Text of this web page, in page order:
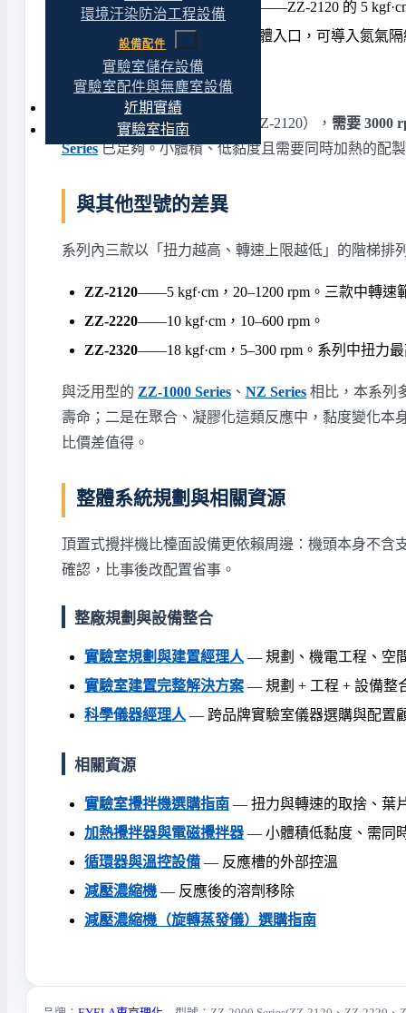
環境汙染防治工程設備
設備配件
實驗室儲存設備
實驗室配件與無塵室設備
近期實績
實驗室指南
同時需要高扭力與較高轉速
——ZZ-2120 的 5
需要惰性氣體環境
——具氣體入口，可導入氮氣
不適合的應用
本系列轉速上限為 1200 rpm（ZZ-2120）， 需要 3000
Series已足夠。小體積、低黏度且需要同時加熱的配
與其他型號的差異
系列內三款以「扭力越高、轉速上限越低」的階梯排
ZZ-2120——5 kgf·cm，20–1200 rpm。三款中轉速
ZZ-2220——10 kgf·cm，10–600 rpm。
ZZ-2320——18 kgf·cm，5–300 rpm。系列中扭力
與泛用型的 ZZ-1000 Series 、 NZ Series 相比，本系列
壽命；二是在聚合、凝膠化這類反應中，黏度變化本
比價差值得。
整體系統規劃與相關資源
頂置式攪拌機比檯面設備更依賴周邊：機頭本身不
確認，比事後改配置省事。
整廠規劃與設備整合
實驗室規劃與建置經理人 — 規劃、機電工程、空
實驗室建置完整解決方案 — 規劃 + 工程 + 設備整
科學儀器經理人 — 跨品牌實驗室儀器選購與配置
相關資源
實驗室攪拌機選購指南 — 扭力與轉速的取捨、葉
加熱攪拌器與電磁攪拌器 — 小體積低黏度、需同
循環器與溫控設備 — 反應槽的外部控溫
減壓濃縮機 — 反應後的溶劑移除
減壓濃縮機（旋轉蒸發儀）選購指南